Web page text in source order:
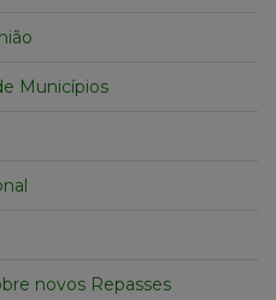
Municípios
novos Repasses